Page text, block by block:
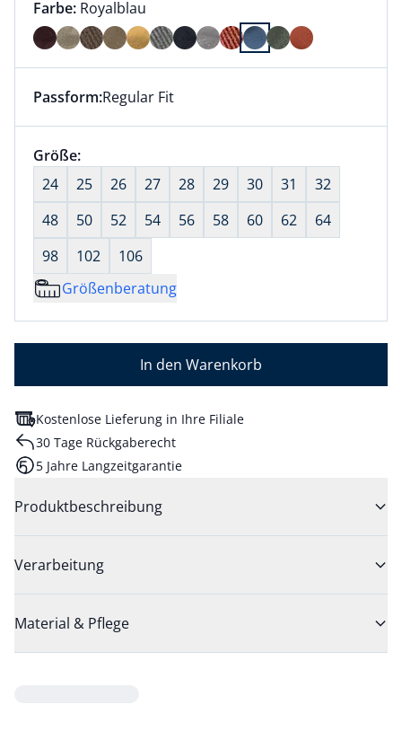
Farbauswahl:
Farbe: aktuell ausgewählt:
Royalblau
Farbe Royalblau ausgewählt
Dieser Artikel hat die Passform Regular Fit. für
Passform:Regular Fit
Größenauswahl:
Größe:nichts ausgewählt
24
25 26 27 28 29 30 31
32
48
50 52 54 56 58 60 62
64
98
102
106
Größenberatung
In den Warenkorb
Kostenlose Lieferung in Ihre Filiale
30 Tage Rückgaberecht
5 Jahre Langzeitgarantie
Produktbeschreibung
Verarbeitung
Material & Pflege